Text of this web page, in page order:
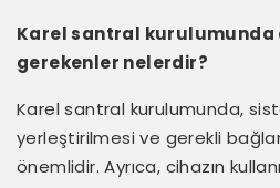
Karel santral kurulumunda
gerekenler nelerdir?
Karel santral kurulumunda,
yerleştirilmesi ve gerekli
önemlidir. Ayrıca, cihazın